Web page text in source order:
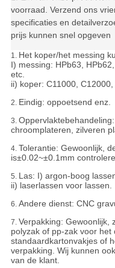
voorraad. Verzend ons
specificaties en
prijs kunnen snel opgeven
1. Het koper/het messing
I) messing: HPb63,
etc.
ii) koper: C11000,
2. Eindig: oppoetsend enz.
3.
chroomplateren, zilveren
4. Tolerantie: Gewoonlijk,
is±0.02~±0.1mm
5. Las: I) argon-boog
ii) laserlassen voor lassen.
6. Andere dienst: CNC
7. Verpakking: Gewoonlijk,
polyzak of pp-zak voor
standaardkartonvakjes of
verpakking. Wij kunnen
van de klant.